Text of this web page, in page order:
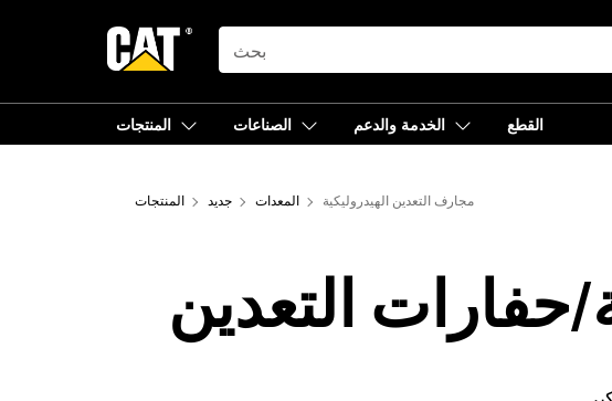
SEARCH
المنتجات الصناعات الخدمة والدعم القطع
المنتجات جديد المعدات مجارف التعدين الهيدروليكية
حفارات التعدين